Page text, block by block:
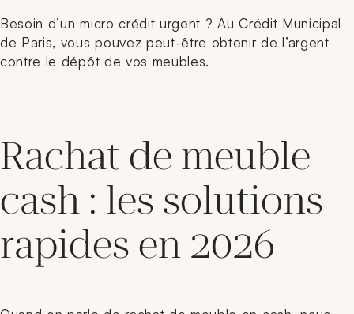
Besoin d’un micro crédit urgent ? Au Crédit Municipal
de Paris, vous pouvez peut-être obtenir de l’argent
contre le dépôt de vos meubles.
Rachat de meuble
cash : les solutions
rapides en 2026